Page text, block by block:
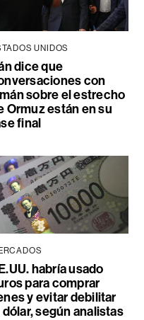
UNIDOS
dice que
con
sobre el estrecho
Ormuz están en su
final
habría usado
para comprar
y evitar debilitar
dólar, según analistas